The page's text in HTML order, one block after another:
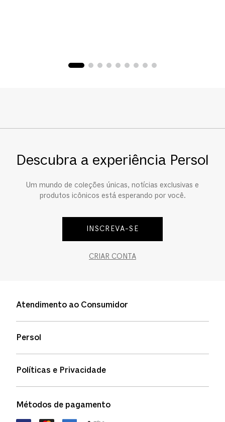
Descubra a experiência Persol
Um mundo de coleções únicas, notícias exclusivas e
produtos icônicos está esperando por você.
INSCREVA-SE
CRIAR CONTA
Atendimento ao Consumidor
Status de pedidos
Política de garantia
FAQs
Persol
Políticas e Privacidade
Política de devolução
Métodos de pagamento